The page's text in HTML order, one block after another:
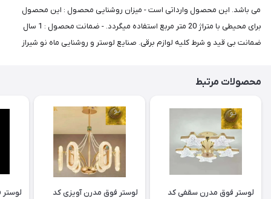
می باشد. این محصول وارداتی است - میزان روشنایی محصول : این محصول
برای محیطی با متراژ 20 متر مربع استفاده میگردد. - ضمانت محصول : 1 سال
ضمانت بی قید و شرط کلیه لوازم برقی. صنایع لوستر و روشنایی ماه نو شیراز
محصولات مرتبط
لوستر فوق مدرن سقفی کد
لوستر فوق مدرن آویزی کد